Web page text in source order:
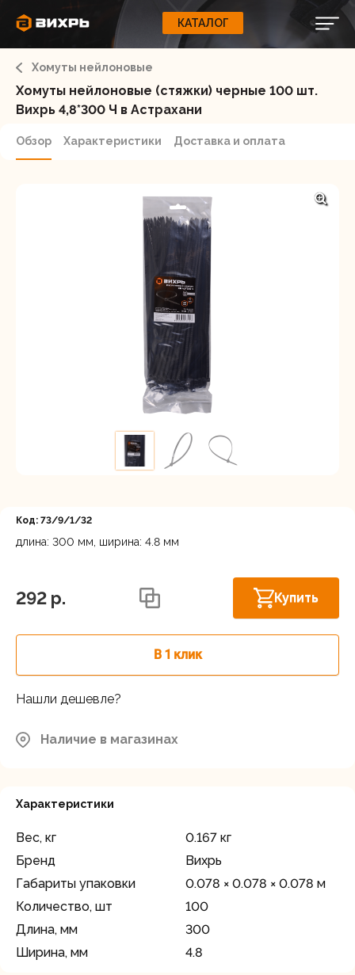
КАТАЛОГ
КАТАЛОГ
О бренде
Блог
Свернуть
ЭЛЕКТРОИНСТРУМЕНТЫ
ИНСТРУМЕНТ
СЕЛЬХОЗТЕХНИКА
ОБОРУДОВАНИЕ
Хомуты нейлоновые
Хомуты нейлоновые (стяжки) черные 100 шт.
Вихрь 4,8*300 Ч в Астрахани
Обзор Характеристики Доставка и оплата
Код: 73/9/1/32
длина: 300 мм, ширина: 4.8 мм
292 p. Купить
В 1 клик
Нашли дешевле?
Наличие в магазинах
Характеристики
Вес, кг
0.167 кг
Бренд
Вихрь
Габариты упаковки
0.078 × 0.078 × 0.078 м
Количество, шт
100
Длина, мм
300
Ширина, мм
4.8
Регистрация
ВАШ ЗАКАЗ
Корзина
Ваша корзина пуста.